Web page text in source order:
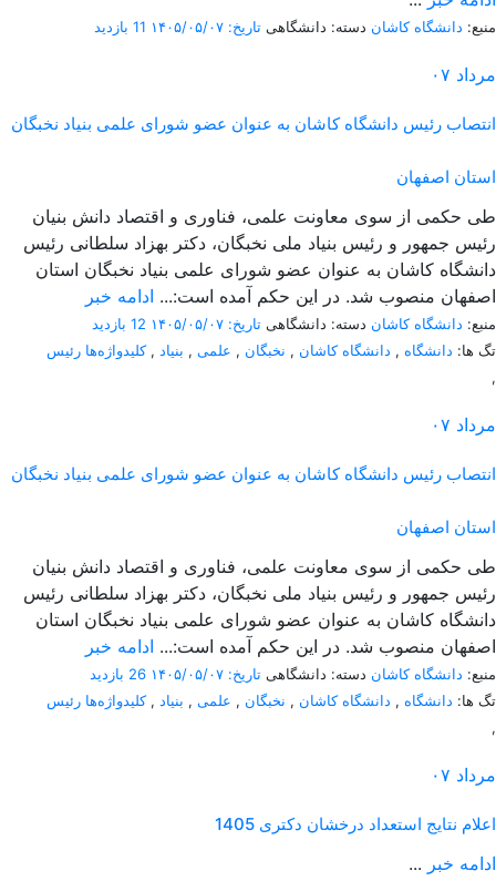
منبع: دانشگاه کاشان دسته: دانشگاهی تاریخ: ۱۴۰۵/۰۵/۰۷ 11 بازدید
۰۷ مرداد
انتصاب رئیس دانشگاه کاشان به عنوان عضو شورای علمی بنیاد نخبگان
استان اصفهان
طی حکمی از سوی معاونت علمی، فناوری و اقتصاد دانش بنیان
رئیس جمهور و رئیس بنیاد ملی نخبگان، دکتر بهزاد سلطانی رئیس
دانشگاه کاشان به عنوان عضو شورای علمی بنیاد نخبگان استان
اصفهان منصوب شد. در این حکم آمده است:... ادامه خبر
منبع: دانشگاه کاشان دسته: دانشگاهی تاریخ: ۱۴۰۵/۰۵/۰۷
12 بازدید
تگ ها: دانشگاه , دانشگاه کاشان , نخبگان , علمی , بنیاد ,کلیدواژه‌ها رئیس
,
۰۷ مرداد
انتصاب رئیس دانشگاه کاشان به عنوان عضو شورای علمی بنیاد نخبگان
استان اصفهان
طی حکمی از سوی معاونت علمی، فناوری و اقتصاد دانش بنیان
رئیس جمهور و رئیس بنیاد ملی نخبگان، دکتر بهزاد سلطانی رئیس
دانشگاه کاشان به عنوان عضو شورای علمی بنیاد نخبگان استان
اصفهان منصوب شد. در این حکم آمده است:... ادامه خبر
منبع: دانشگاه کاشان دسته: دانشگاهی تاریخ: ۱۴۰۵/۰۵/۰۷
26 بازدید
تگ ها: دانشگاه , دانشگاه کاشان , نخبگان , علمی , بنیاد ,کلیدواژه‌ها رئیس
,
۰۷ مرداد
اعلام نتایج استعداد درخشان دکتری 1405
... ادامه خبر